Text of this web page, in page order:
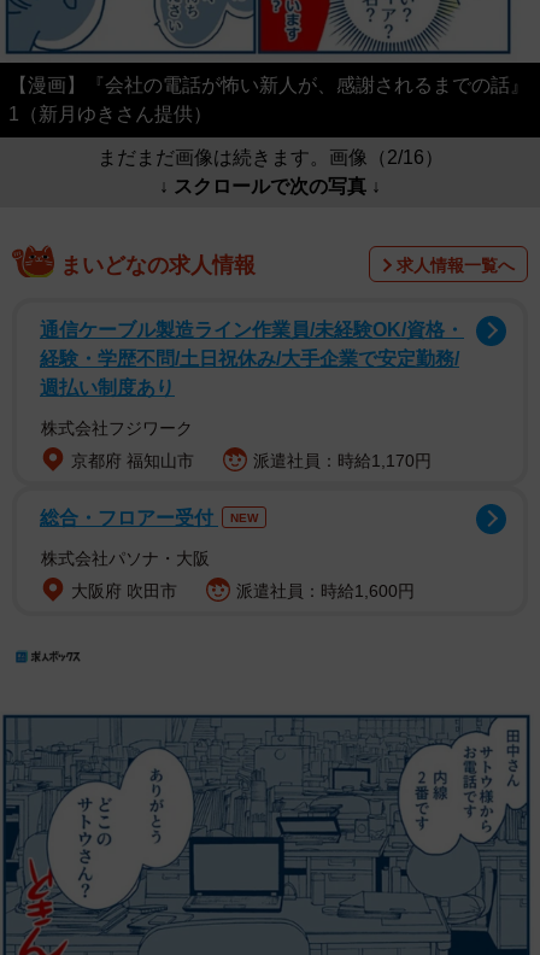
【漫画】『会社の電話が怖い新人が、感謝されるまでの話』
1（新月ゆきさん提供）
まだまだ画像は続きます。画像（2/16）
↓ スクロールで次の写真 ↓
まいどなの求人情報 求人情報一覧へ
通信ケーブル製造ライン作業員/未経験OK/資格・
経験・学歴不問/土日祝休み/大手企業で安定勤務/
週払い制度あり
株式会社フジワーク
京都府 福知山市
派遣社員：時給1,170円
総合・フロアー受付 NEW
株式会社パソナ・大阪
大阪府 吹田市
派遣社員：時給1,600円